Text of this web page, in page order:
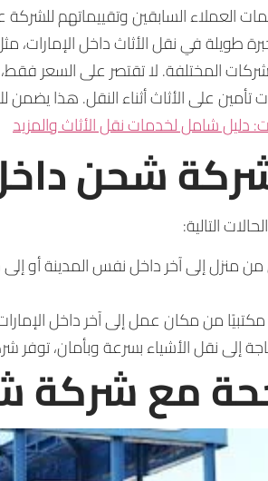
العملاء السابقين وتقييماتهم للشركة
طويلة في نقل الأثاث داخل الإمارات،
المختلفة. لا تقتصر على السعر
تأمين على الأثاث أثناء النقل. هذا
شامل لخدمات نقل الأثاث والمزيد
شحن
التالية:
من منزل إلى آخر داخل نفس المدينة أو
مكتبيًا من مكان عمل إلى آخر داخل
إلى نقل الأشياء بسرعة وبأمان،
مع شركة